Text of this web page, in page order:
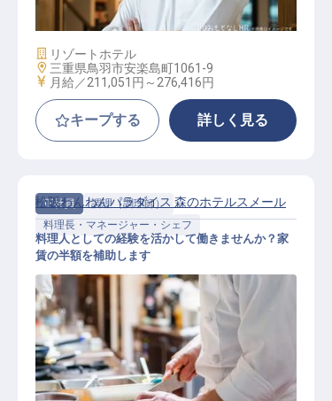
施設業態
リゾートホテル
勤務地
三重県鳥羽市安楽島町1061-9
給与
月給／211,051円～ 276,416円
キープする 詳しく見る
正社員
調理（調理師）
料理長・マネージャー・シェフ
松阪わんわんパラダイス 森のホテルスメール
料理人としての経験を活かして働きませんか？家
賃の半額を補助します